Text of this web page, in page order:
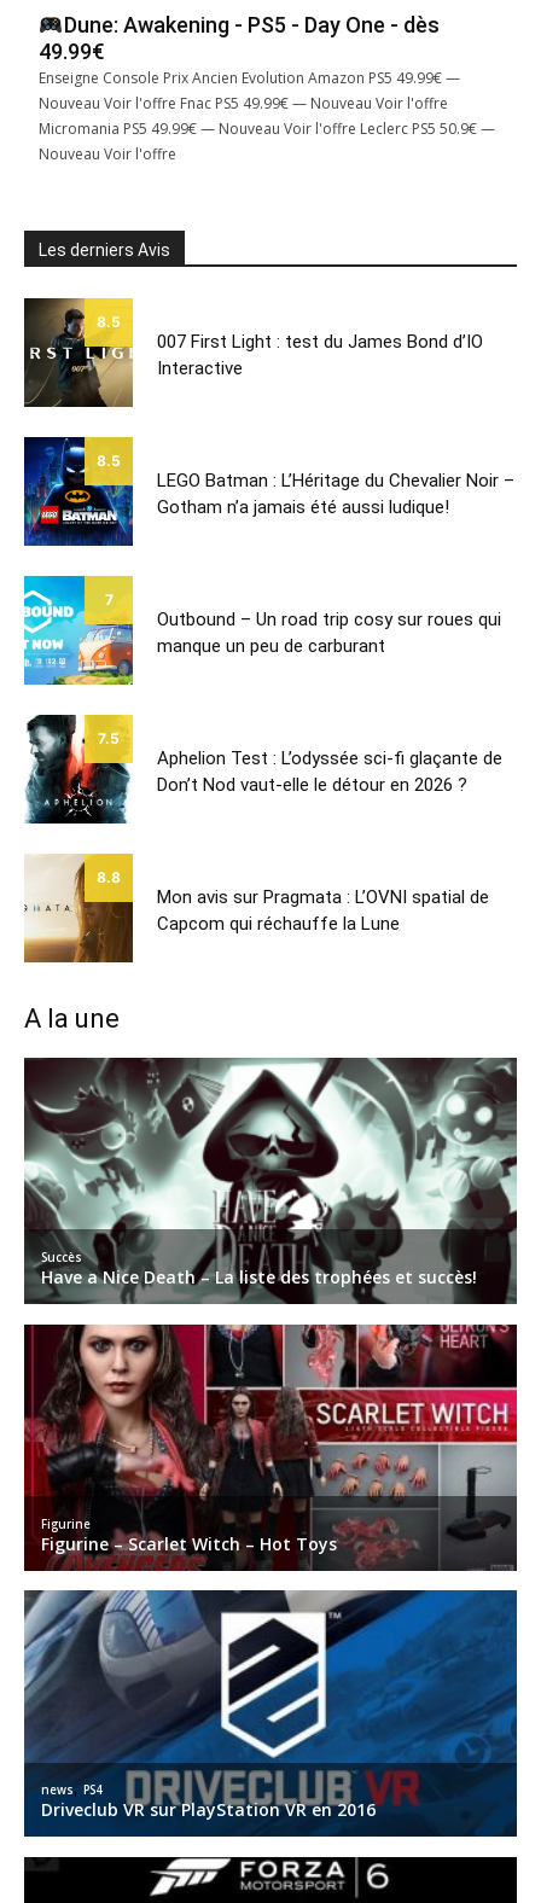
Dune: Awakening - PS5 - Day One - dès
49.99€
Enseigne Console Prix Ancien Evolution Amazon PS5 49.99€ —
Nouveau Voir l'offre Fnac PS5 49.99€ — Nouveau Voir l'offre
Micromania PS5 49.99€ — Nouveau Voir l'offre Leclerc PS5 50.9€ —
Nouveau Voir l'offre
Les derniers Avis
8.5
007 First Light : test du James Bond d’IO
Interactive
8.5
LEGO Batman : L’Héritage du Chevalier Noir –
Gotham n’a jamais été aussi ludique!
7
Outbound – Un road trip cosy sur roues qui
manque un peu de carburant
7.5
Aphelion Test : L’odyssée sci-fi glaçante de
Don’t Nod vaut-elle le détour en 2026 ?
8.8
Mon avis sur Pragmata : L’OVNI spatial de
Capcom qui réchauffe la Lune
A la une